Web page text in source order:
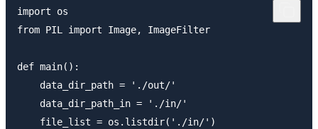
import os
from PIL import Image, ImageFilter
def main():
    data_dir_path = './out/'
    data_dir_path_in = './in/'
    file_list = os.listdir('./in/')